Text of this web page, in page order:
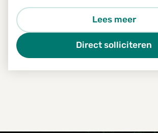
naar jou!
Lees meer
Direct solliciteren